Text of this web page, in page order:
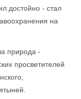
достойно - стал
на
природа -
просветителей